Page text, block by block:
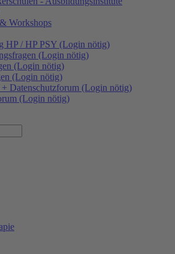
Workshops
HP / HP PSY (Login nötig)
(Login nötig)
(Login nötig)
(Login nötig)
Datenschutzforum (Login nötig)
(Login nötig)